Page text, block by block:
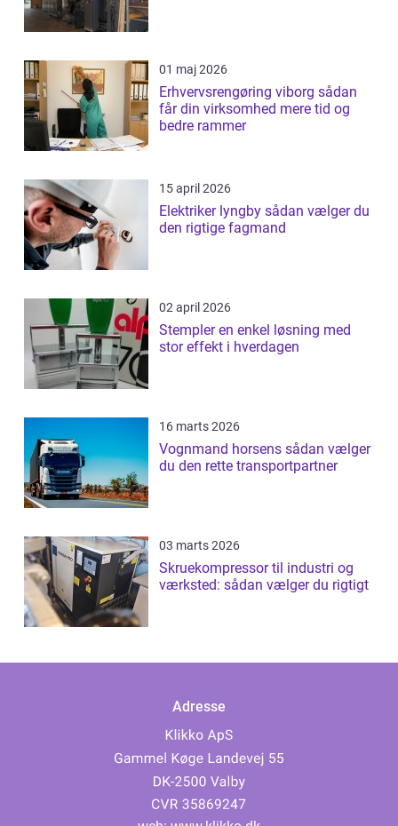
01 maj 2026
Erhvervsrengøring viborg sådan
får din virksomhed mere tid og
bedre rammer
15 april 2026
Elektriker lyngby sådan vælger du
den rigtige fagmand
02 april 2026
Stempler en enkel løsning med
stor effekt i hverdagen
16 marts 2026
Vognmand horsens sådan vælger
du den rette transportpartner
03 marts 2026
Skruekompressor til industri og
værksted: sådan vælger du rigtigt
Adresse